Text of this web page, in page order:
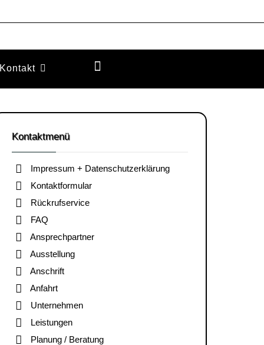
Kontakt
Kontaktmenü
Impressum + Datenschutzerklärung
Kontaktformular
Rückrufservice
FAQ
Ansprechpartner
Ausstellung
Anschrift
Anfahrt
Unternehmen
Leistungen
Planung / Beratung